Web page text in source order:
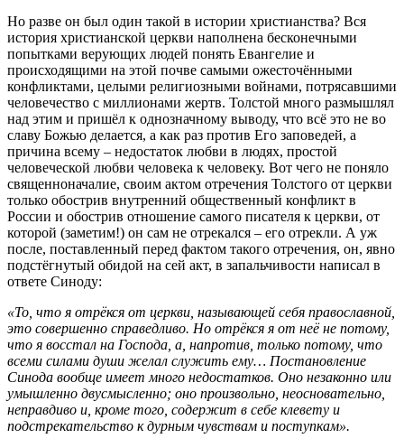
Но разве он был один такой в истории христианства? Вся
история христианской церкви наполнена бесконечными
попытками верующих людей понять Евангелие и
происходящими на этой почве самыми ожесточёнными
конфликтами, целыми религиозными войнами, потрясавшими
человечество с миллионами жертв. Толстой много размышлял
над этим и пришёл к однозначному выводу, что всё это не во
славу Божью делается, а как раз против Его заповедей, а
причина всему – недостаток любви в людях, простой
человеческой любви человека к человеку. Вот чего не поняло
священноначалие, своим актом отречения Толстого от церкви
только обострив внутренний общественный конфликт в
России и обострив отношение самого писателя к церкви, от
которой (заметим!) он сам не отрекался – его отрекли. А уж
после, поставленный перед фактом такого отречения, он, явно
подстёгнутый обидой на сей акт, в запальчивости написал в
ответе Синоду:
«То, что я отрёкся от церкви, называющей себя православной,
это совершенно справедливо. Но отрёкся я от неё не потому,
что я восстал на Господа, а, напротив, только потому, что
всеми силами души желал служить ему… Постановление
Синода вообще имеет много недостатков. Оно незаконно или
умышленно двусмысленно; оно произвольно, неосновательно,
неправдиво и, кроме того, содержит в себе клевету и
подстрекательство к дурным чувствам и поступкам».